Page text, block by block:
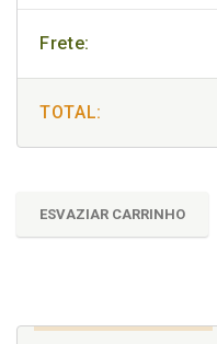
Frete:
TOTAL:
ESVAZIAR CARRINHO